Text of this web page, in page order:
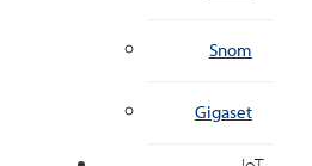
Snom
Gigaset